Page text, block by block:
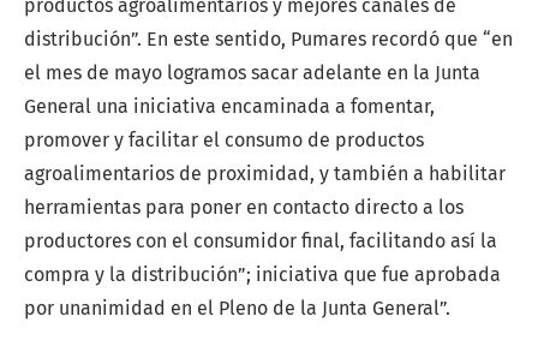
productos agroalimentarios y mejores canales de
distribución”. En este sentido, Pumares recordó que “en
el mes de mayo logramos sacar adelante en la Junta
General una iniciativa encaminada a fomentar,
promover y facilitar el consumo de productos
agroalimentarios de proximidad, y también a habilitar
herramientas para poner en contacto directo a los
productores con el consumidor final, facilitando así la
compra y la distribución”; iniciativa que fue aprobada
por unanimidad en el Pleno de la Junta General”.